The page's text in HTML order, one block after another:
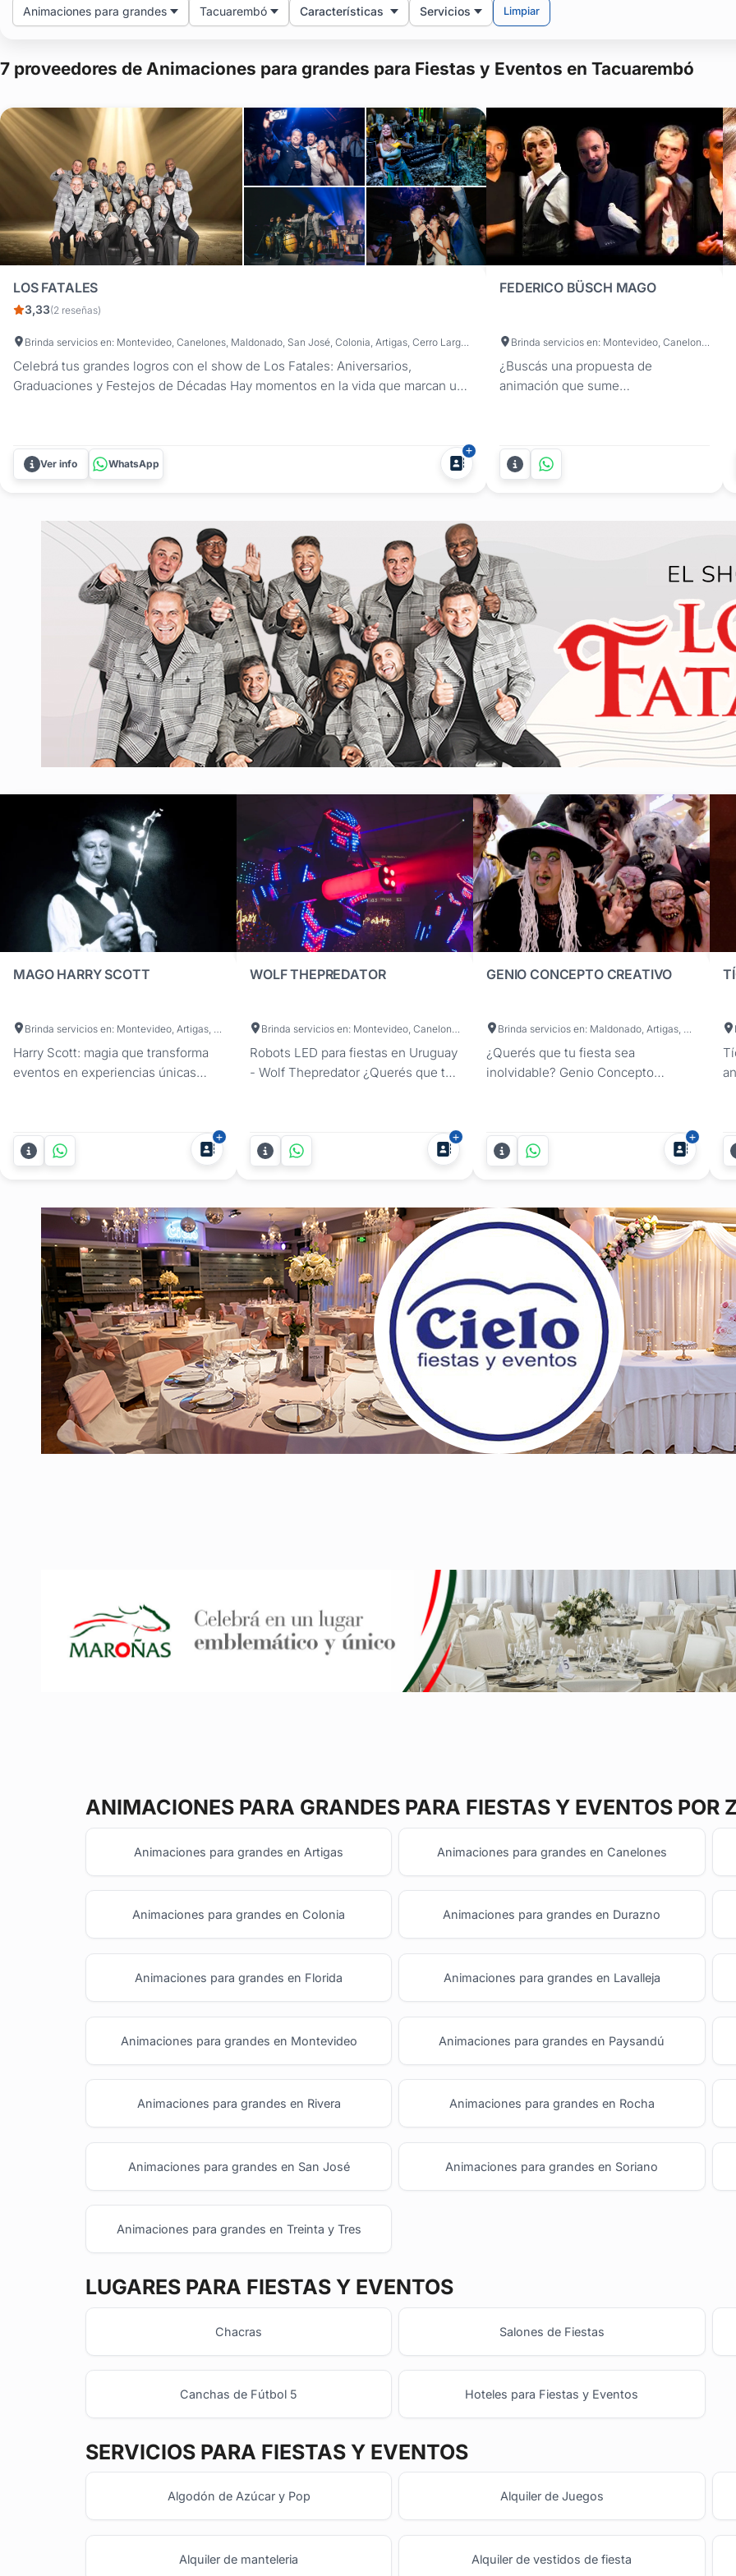
Animaciones para grandes Tacuarembó Características Servicios Limpiar
7 proveedores de Animaciones para grandes para Fiestas y Eventos en Tacuarembó
LOS FATALES
3,33(2 reseñas)
Brinda servicios en: Montevideo, Canelones, Maldonado, San José, Colonia, Artigas, Cerro Largo, Durazno, Flores, Florida, Lavalleja, Paysandú, Río Negro, Rivera, Rocha, Salto, Soriano, Tacuarembó, Treinta y Tres
Celebrá tus grandes logros con el show de Los Fatales: Aniversarios,
Graduaciones y Festejos de Décadas Hay momentos en la vida que marcan un
Ver info WhatsApp
FEDERICO BÜSCH MAGO
Brinda servicios en: Montevideo, Canelones, Maldonado, San José, Artigas, Cerro Largo, Colonia, Durazno, Flores, Florida, Lavalleja, Paysandú, Río Negro, Rivera, Rocha, Salto, Soriano, Tacuarembó, Treinta y Tres
¿Buscás una propuesta de
animación que sume
shows de magia adaptados tanto
para el sector empresarial como
para celebraciones sociales en
MAGO HARRY SCOTT
Harry Scott: magia que transforma
eventos en experiencias únicas
de Harry Scott, diseñado para
impresionar y unir a tus invitados de
manera memorable. Perfecto para
Harry Scott es un experto en...
WOLF THEPREDATOR
Robots LED para fiestas en Uruguay
- Wolf Thepredator ¿Querés que tu
común? Wolf Thepredator ofrece un
show de robots LED Depredadores
para fiestas que combinan
para que nadie se quede sentado.
Con...
GENIO CONCEPTO CREATIVO
¿Querés que tu fiesta sea
inolvidable? Genio Concepto
animación y recepción para fiestas y
eventos, que te ofrece un servicio
personalizado, original y divertido.
guste para recibir a tus...
ANIMACIONES PARA GRANDES PARA FIESTAS Y EVENTOS POR
Animaciones para grandes en Artigas Animaciones para grandes en Canelones
Animaciones para grandes en Colonia Animaciones para grandes en Durazno
Animaciones para grandes en Florida Animaciones para grandes en Lavalleja
Animaciones para grandes en Montevideo Animaciones para grandes en Paysandú
Animaciones para grandes en Rivera Animaciones para grandes en Rocha
Animaciones para grandes en San José Animaciones para grandes en Soriano
Animaciones para grandes en Treinta y Tres
LUGARES PARA FIESTAS Y EVENTOS
Chacras Salones de Fiestas
Canchas de Fútbol 5 Hoteles para Fiestas y Eventos
SERVICIOS PARA FIESTAS Y EVENTOS
Algodón de Azúcar y Pop Alquiler de Juegos
Alquiler de manteleria Alquiler de vestidos de fiesta